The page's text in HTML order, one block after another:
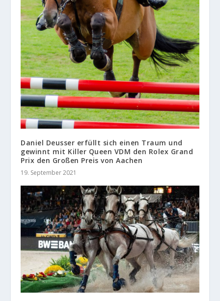
Daniel Deusser erfüllt sich einen Traum und
gewinnt mit Killer Queen VDM den Rolex Grand
Prix den Großen Preis von Aachen
19. September 2021